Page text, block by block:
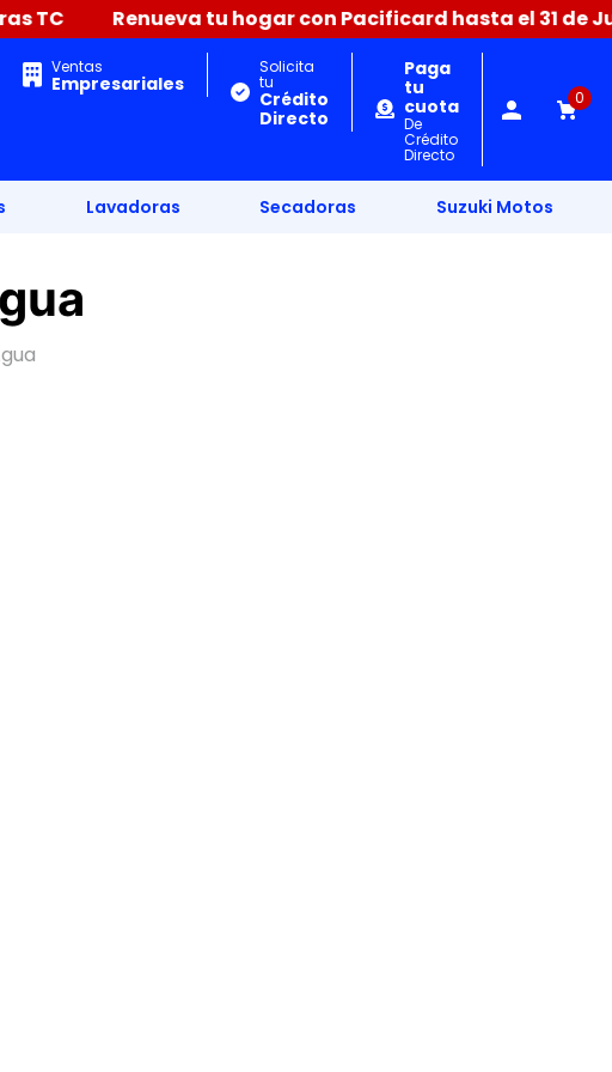
TC Renueva tu hogar con Pacificard hasta el 31 de
Ventas
Empresariales
Solicita
tu
Crédito
Directo
Paga
tu
cuota
De
Crédito
Directo
0
Lavadoras Secadoras Suzuki Motos